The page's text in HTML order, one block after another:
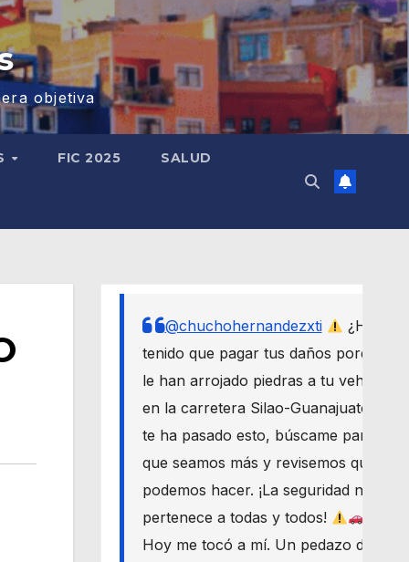
objetiva
FIC 2025 SALUD
@chuchohernandezxti
¿Has
tenido que pagar tus daños porque
le han arrojado piedras a tu vehículo
en la carretera Silao-Guanajuato? Si
te ha pasado esto, búscame para
que seamos más y revisemos qué
podemos hacer. ¡La seguridad nos
pertenece a todas y todos!
Hoy me tocó a mí. Un pedazo de